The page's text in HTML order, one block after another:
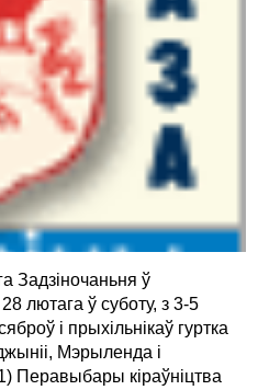
Задзіночаньня ў
лютага ў суботу, з 3-5
і прыхільнікаў гуртка
Мэрыленда і
Перавыбары кіраўніцтва